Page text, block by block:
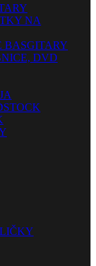
NA
BASGITARY
DVD